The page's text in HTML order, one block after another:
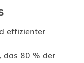
effizienter
das 80 % der